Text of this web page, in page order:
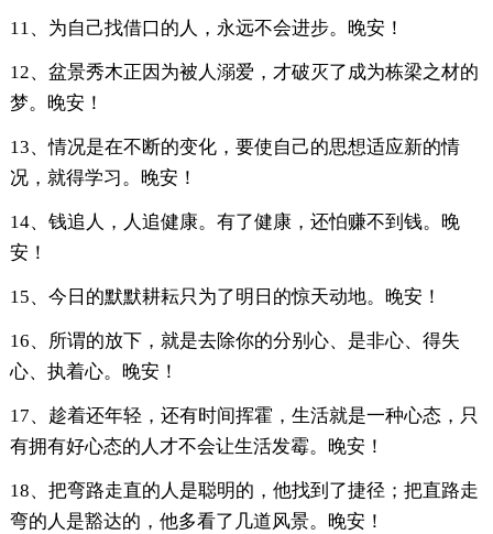
11、为自己找借口的人，永远不会进步。晚安！
12、盆景秀木正因为被人溺爱，才破灭了成为栋梁之材的
梦。晚安！
13、情况是在不断的变化，要使自己的思想适应新的情
况，就得学习。晚安！
14、钱追人，人追健康。有了健康，还怕赚不到钱。晚
安！
15、今日的默默耕耘只为了明日的惊天动地。晚安！
16、所谓的放下，就是去除你的分别心、是非心、得失
心、执着心。晚安！
17、趁着还年轻，还有时间挥霍，生活就是一种心态，只
有拥有好心态的人才不会让生活发霉。晚安！
18、把弯路走直的人是聪明的，他找到了捷径；把直路走
弯的人是豁达的，他多看了几道风景。晚安！